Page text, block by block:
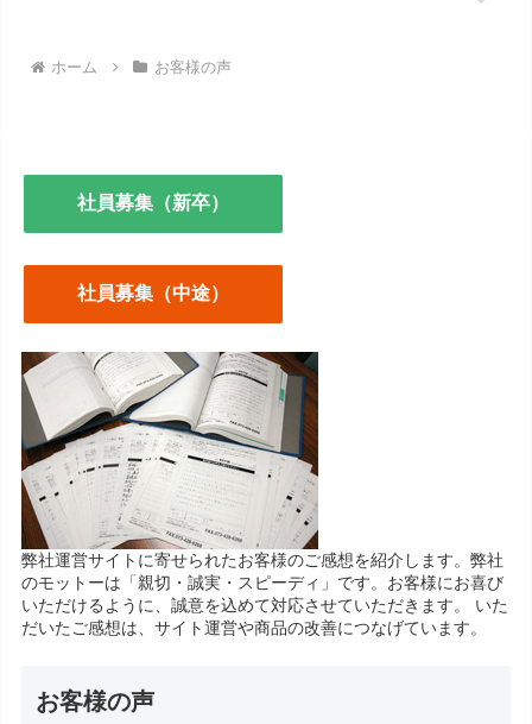
ホーム お客様の声
社員募集（新卒）
社員募集（中途）
弊社運営サイトに寄せられたお客様のご感想を紹介します。弊社
のモットーは「親切・誠実・スピーディ」です。お客様にお喜び
いただけるように、誠意を込めて対応させていただきます。 いた
だいたご感想は、サイト運営や商品の改善につなげています。
お客様の声